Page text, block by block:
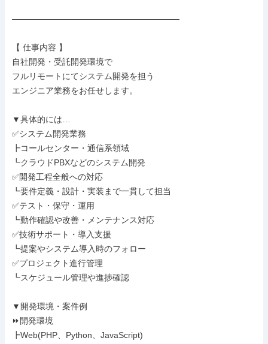
――――――――――――――――――――
【 仕事内容 】
自社開発・受託開発環境で
フルリモートにてシステム開発を担う
エンジニア業務をお任せします。
▼具体的には…
✅システム開発業務
┣コールセンター・通信系領域
┗クラウドPBXなどのシステム開発
✅開発工程全般への対応
┗要件定義・設計・実装まで一貫して担当
✅テスト・保守・運用
┗動作確認や改善・メンテナンス対応
✅技術サポート・導入支援
┗提案やシステム導入時のフォロー
✅プロジェクト進行管理
┗スケジュール管理や進捗確認
▼開発環境・案件例
⏩開発環境
┣Web(PHP、Python、JavaScript)